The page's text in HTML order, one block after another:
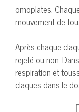
omoplates.
mouvement de
Après chaque
rejeté ou non.
respiration et
claques dans le